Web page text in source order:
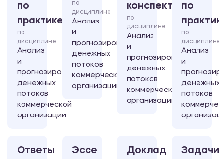
по
практике
по
дисциплине
Анализ
и
прогнозирование
денежных
потоков
коммерческой
организации
по
дисциплине
Анализ
и
прогнозирование
денежных
потоков
коммерческой
организации
конспект
по
дисциплине
Анализ
и
прогнозирование
денежных
потоков
коммерческой
организации
по
по
Анализ
и
потоков
Ответы
Эссе Доклад Задачи